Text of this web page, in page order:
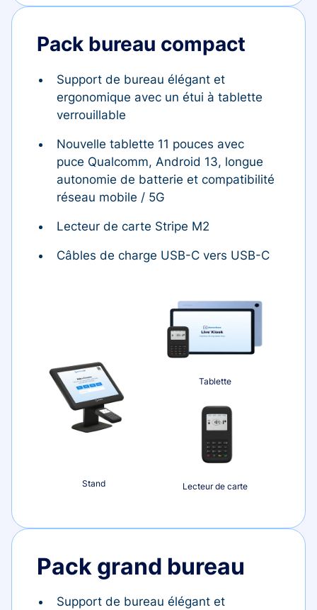
Pack bureau compact
Support de bureau élégant et
ergonomique avec un étui à tablette
verrouillable
Nouvelle tablette 11 pouces avec
puce Qualcomm, Android 13, longue
autonomie de batterie et compatibilité
réseau mobile / 5G
Lecteur de carte Stripe M2
Câbles de charge USB-C vers USB-C
Stand
Tablette
Lecteur de carte
Pack grand bureau
Support de bureau élégant et